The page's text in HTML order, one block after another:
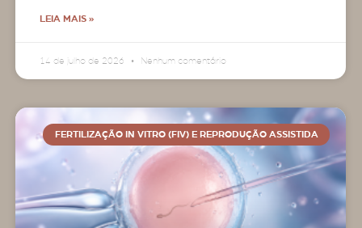
LEIA MAIS »
14 de julho de 2026 Nenhum comentário
FERTILIZAÇÃO IN VITRO (FIV) E REPRODUÇÃO ASSISTIDA